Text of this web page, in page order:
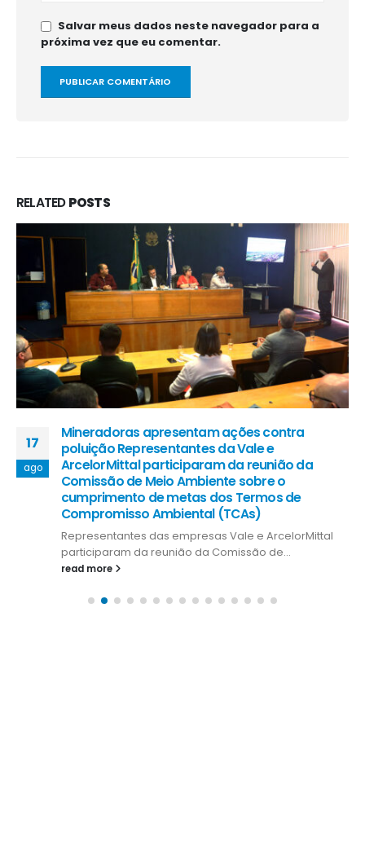
Salvar meus dados neste navegador para a
próxima vez que eu comentar.
RELATEDPOSTS
17
ago
Mineradoras apresentam ações contra
poluição Representantes da Vale e
ArcelorMittal participaram da reunião da
Comissão de Meio Ambiente sobre o
cumprimento de metas dos Termos de
Compromisso Ambiental (TCAs)
Representantes das empresas Vale e ArcelorMittal
participaram da reunião da Comissão de...
read more